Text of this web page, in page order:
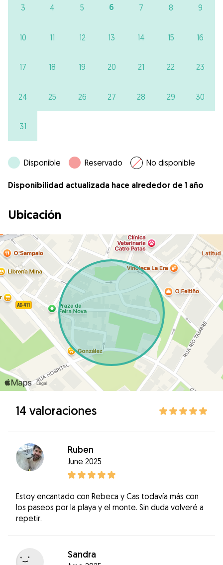
3 4 5 6 7 8 9
10 11 12 13 14 15 16
17 18 19 20 21 22 23
24 25 26 27 28 29 30
31
Disponible Reservado No disponible
Disponibilidad actualizada hace alrededor de 1 año
Ubicación
14 valoraciones
Ruben
June 2025
Estoy encantado con Rebeca y Cas todavía más con
los paseos por la playa y el monte. Sin duda volveré a
repetir.
Sandra